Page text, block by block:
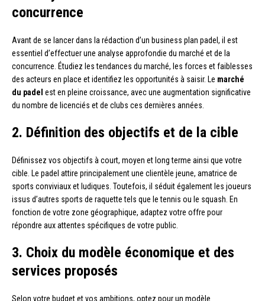
concurrence
Avant de se lancer dans la rédaction d’un business plan padel, il est
essentiel d’effectuer une analyse approfondie du marché et de la
concurrence. Étudiez les tendances du marché, les forces et faiblesses
des acteurs en place et identifiez les opportunités à saisir. Le marché
du padel est en pleine croissance, avec une augmentation significative
du nombre de licenciés et de clubs ces dernières années.
2. Définition des objectifs et de la cible
Définissez vos objectifs à court, moyen et long terme ainsi que votre
cible. Le padel attire principalement une clientèle jeune, amatrice de
sports conviviaux et ludiques. Toutefois, il séduit également les joueurs
issus d’autres sports de raquette tels que le tennis ou le squash. En
fonction de votre zone géographique, adaptez votre offre pour
répondre aux attentes spécifiques de votre public.
3. Choix du modèle économique et des
services proposés
Selon votre budget et vos ambitions, optez pour un modèle